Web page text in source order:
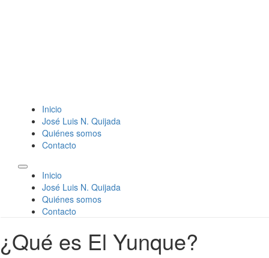
Inicio
José Luis N. Quijada
Quiénes somos
Contacto
Inicio
José Luis N. Quijada
Quiénes somos
Contacto
¿Qué es El Yunque?